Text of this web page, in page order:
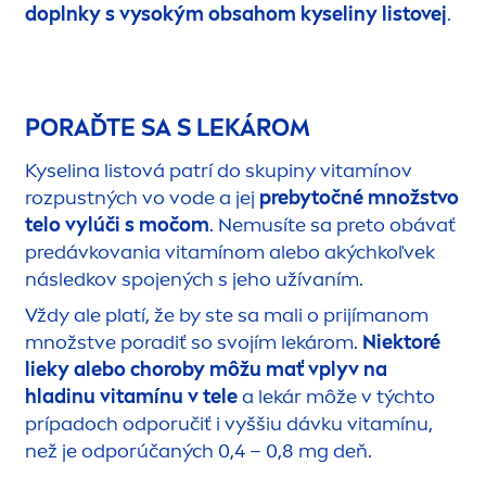
doplnky s vysokým obsahom kyseliny listovej.
PORAĎTE SA S LEKÁROM
Kyselina listová patrí do skupiny vitamínov
rozpustných vo vode a jej prebytočné množstvo
telo vylúči s močom. Nemusíte sa preto obávať
predávkovania vitamínom alebo akýchkoľvek
následkov spojených s jeho užívaním.
Vždy ale platí, že by ste sa mali o prijímanom
množstve poradiť so svojím lekárom. Niektoré
lieky alebo choroby môžu mať vplyv na
hladinu vitamínu v telea lekár môže v týchto
prípadoch odporučiť i vyššiu dávku vitamínu,
než je odporúčaných 0,4 – 0,8 mg deň.